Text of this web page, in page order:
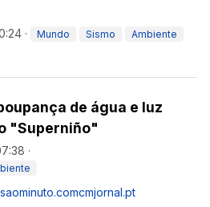
· Mundo Sismo Ambiente
de água e luz
"Superniño"
·
cmjornal.pt